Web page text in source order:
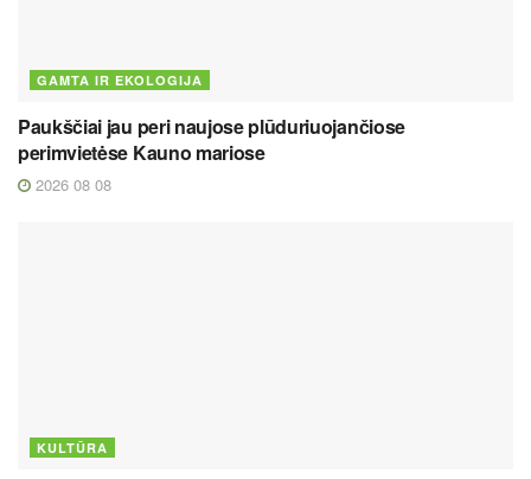
GAMTA IR EKOLOGIJA
Paukščiai jau peri naujose plūduriuojančiose
perimvietėse Kauno mariose
2026 08 08
KULTŪRA